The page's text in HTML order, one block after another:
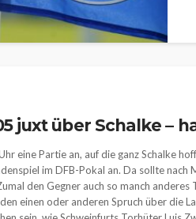
juxt über Schalke –
eine Partie an, auf die ganz Schalke
im DFB-Pokal an. Da sollte nach
den Gegner auch so manch
einen oder anderen Spruch über die